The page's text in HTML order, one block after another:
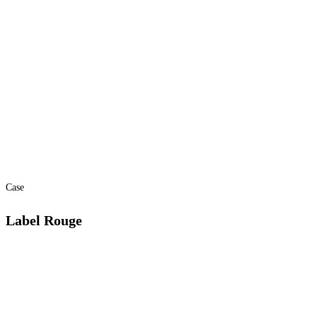
Case
Label Rouge